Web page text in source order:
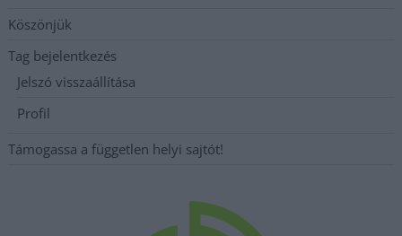
Köszönjük
Tag bejelentkezés
Jelszó visszaállítása
Profil
Támogassa a független helyi sajtót!